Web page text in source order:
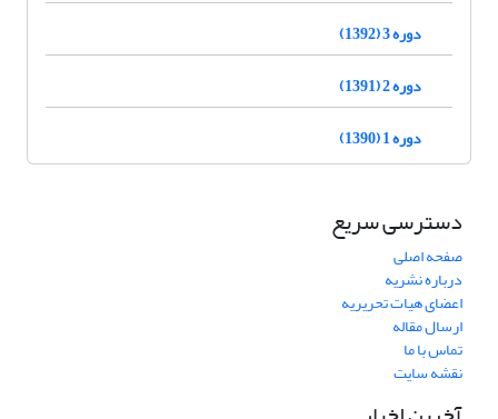
دوره 3 (1392)
دوره 2 (1391)
دوره 1 (1390)
دسترسی سریع
صفحه اصلی
درباره نشریه
اعضای هیات تحریریه
ارسال مقاله
تماس با ما
نقشه سایت